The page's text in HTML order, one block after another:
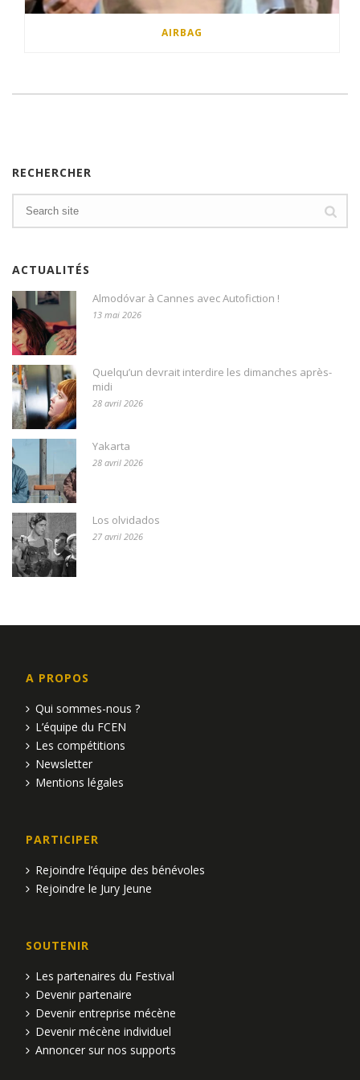
AIRBAG
RECHERCHER
ACTUALITÉS
Almodóvar à Cannes avec Autofiction !
13 mai 2026
Quelqu’un devrait interdire les dimanches après-
midi
28 avril 2026
Yakarta
28 avril 2026
Los olvidados
27 avril 2026
A PROPOS
Qui sommes-nous ?
L’équipe du FCEN
Les compétitions
Newsletter
Mentions légales
PARTICIPER
Rejoindre l’équipe des bénévoles
Rejoindre le Jury Jeune
SOUTENIR
Les partenaires du Festival
Devenir partenaire
Devenir entreprise mécène
Devenir mécène individuel
Annoncer sur nos supports